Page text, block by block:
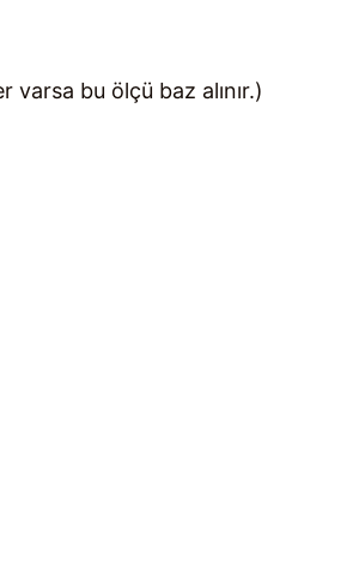
bu ölçü baz alınır.)